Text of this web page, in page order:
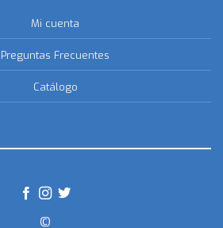
Mi cuenta
Preguntas Frecuentes
Catálogo
©